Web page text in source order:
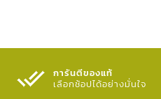
การันตีของแท้
เลือกช้อปได้อย่างมั่นใจ​